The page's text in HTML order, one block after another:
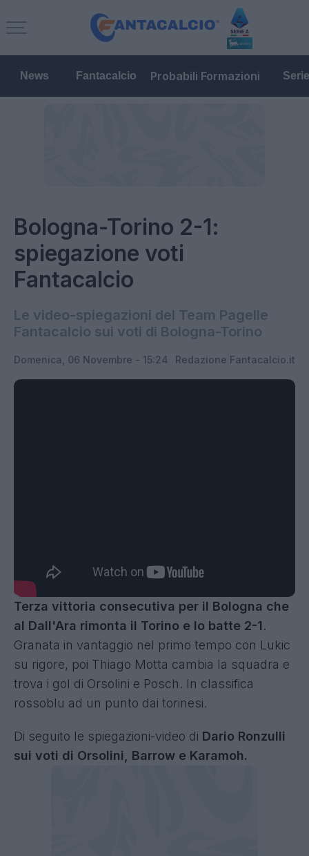
News Fantacalcio Probabili Formazioni
Bologna-Torino 2-1:
spiegazione voti
Fantacalcio
Le video-spiegazioni del Team Pagelle
Fantacalcio sui voti di Bologna-Torino
Domenica, 06 Novembre - 15:24 Redazione Fantacalcio.it
Terza vittoria consecutiva per il Bologna che
al Dall'Ara rimonta il Torino e lo batte 2-1.
Granata in vantaggio nel primo tempo con Lukic
su rigore, poi Thiago Motta cambia la squadra e
trova i gol di Orsolini e Posch. In classifica
rossoblu ad un punto dai torinesi.
Di seguito le spiegazioni-video di Dario Ronzulli
sui voti di Orsolini, Barrow e Karamoh.